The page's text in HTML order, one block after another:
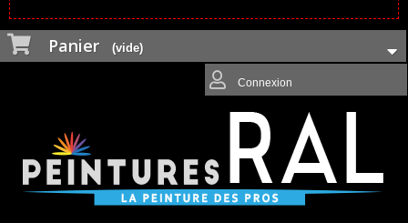
Panier (vide)
Connexion